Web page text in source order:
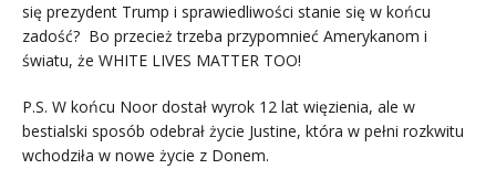
się prezydent Trump i sprawiedliwości stanie się w końcu
zadość? Bo przecież trzeba przypomnieć Amerykanom i
światu, że WHITE LIVES MATTER TOO!
P.S. W końcu Noor dostał wyrok 12 lat więzienia, ale w
bestialski sposób odebrał życie Justine, która w pełni rozkwitu
wchodziła w nowe życie z Donem.